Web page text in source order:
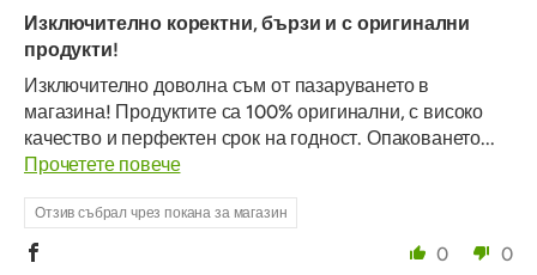
Изключително коректни, бързи и с оригинални
продукти!
Изключително доволна съм от пазаруването в
магазина! Продуктите са 100% оригинални, с високо
качество и перфектен срок на годност. Опаковането...
Прочетете повече
Отзив събрал чрез покана за магазин
0 0